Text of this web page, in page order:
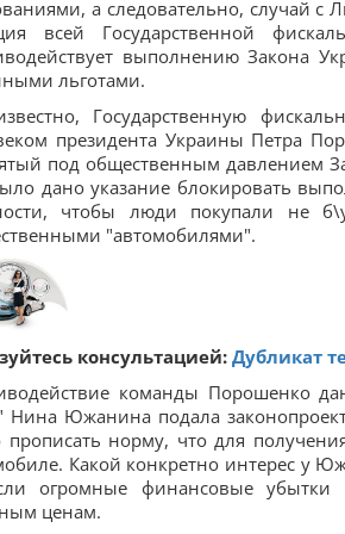
а следовательно, случай с
всей Государственной
выполнению Закона
льготами.
Государственную
президента Украины Петра
под общественным давлением
дано указание блокировать
чтобы люди покупали не
"автомобилями".
консультацией:Дубликат
команды Порошенко
Нина Южанина подала
прописать норму, что для
Какой конкретно интерес у
огромные финансовые убытки
ценам.